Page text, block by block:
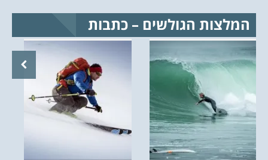
המלצות הגולשים – כתבות